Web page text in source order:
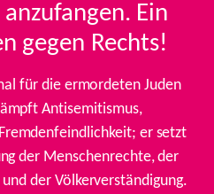
Ein
gegen Rechts!
für die ermordeten Juden
Antisemitismus,
er setzt
der Menschenrechte, der
der Völkerverständigung.